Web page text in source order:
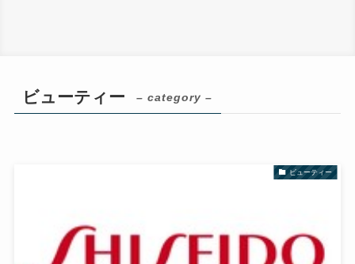
ビューティー – category –
ビューティー